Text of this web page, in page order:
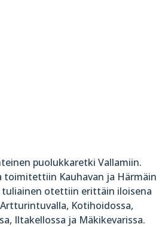
puolukkaretki Vallamiin.
toimitettiin Kauhavan ja Härmäin
otettiin erittäin iloisena
Kotihoidossa,
Iltakellossa ja Mäkikevarissa.